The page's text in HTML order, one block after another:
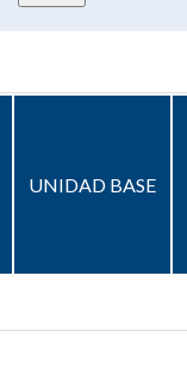
UNIDAD BASE